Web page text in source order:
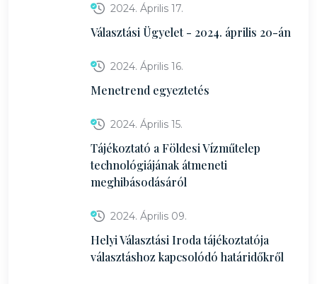
2024. Április 17.
Választási Ügyelet - 2024. április 20-án
2024. Április 16.
Menetrend egyeztetés
2024. Április 15.
Tájékoztató a Földesi Vízműtelep
technológiájának átmeneti
meghibásodásáról
2024. Április 09.
Helyi Választási Iroda tájékoztatója
választáshoz kapcsolódó határidőkről